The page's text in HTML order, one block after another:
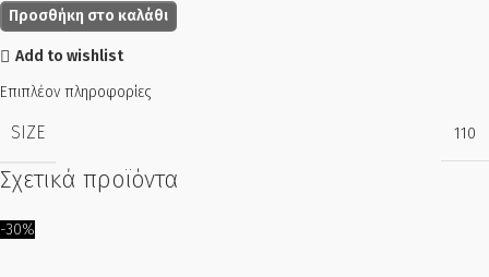
Προσθήκη στο καλάθι
Add to wishlist
Επιπλέον πληροφορίες
SIZE 110
Σχετικά προϊόντα
-30%